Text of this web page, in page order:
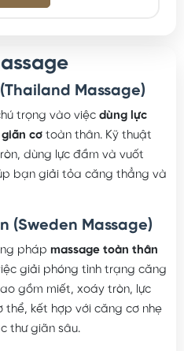
Massage)
trọng vào việc dùng lực
giãn cơtoàn thân. Kỹ thuật
dùng lực đầm và vuốt
bạn giải tỏa căng thẳng và
(Sweden Massage)
pháp massage toàn thân
giải phóng tình trạng căng
gồm miết, xoáy tròn, lực
thể, kết hợp với căng cơ nhẹ
thư giãn sâu.